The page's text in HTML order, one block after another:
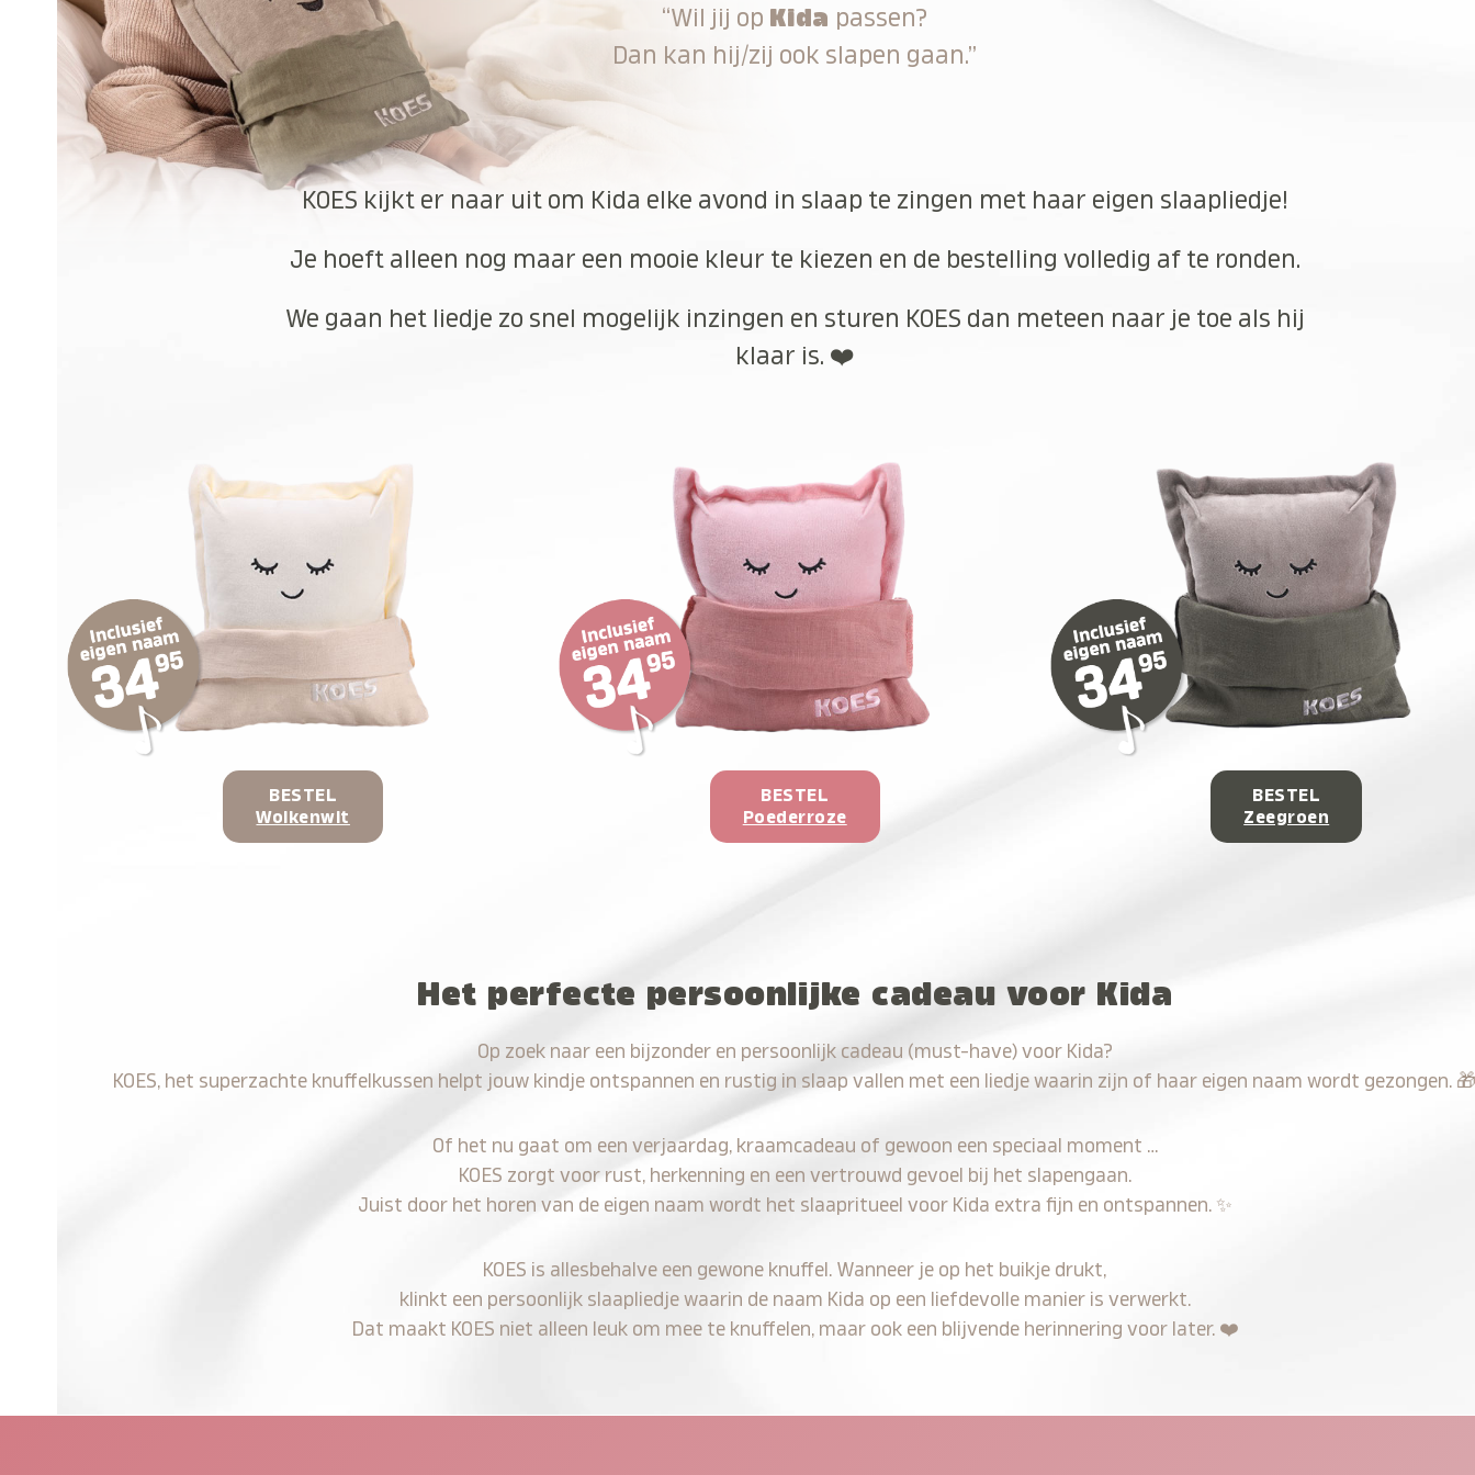
“Wil jij op Kida passen?
Dan kan hij/zij ook slapen gaan.”
KOES kijkt er naar uit om Kida elke avond in slaap te zingen met haar eigen slaapliedje!
Je hoeft alleen nog maar een mooie kleur te kiezen en de bestelling volledig af te ronden.
We gaan het liedje zo snel mogelijk inzingen en sturen KOES dan meteen naar je toe als hij
klaar is. ❤️
BESTEL
Wolkenwit
BESTEL
Poederroze
BESTEL
Zeegroen
Het perfecte persoonlijke cadeau voor Kida
Op zoek naar een bijzonder en persoonlijk cadeau (must-have) voor Kida?
KOES, het superzachte knuffelkussen helpt jouw kindje ontspannen en rustig in slaap vallen met een liedje waarin zijn of haar eigen naam wordt gezongen.
Of het nu gaat om een verjaardag, kraamcadeau of gewoon een speciaal moment …
KOES zorgt voor rust, herkenning en een vertrouwd gevoel bij het slapengaan.
Juist door het horen van de eigen naam wordt het slaapritueel voor Kida extra fijn en ontspannen. ✨
KOES is allesbehalve een gewone knuffel. Wanneer je op het buikje drukt,
klinkt een persoonlijk slaapliedje waarin de naam Kida op een liefdevolle manier is verwerkt.
Dat maakt KOES niet alleen leuk om mee te knuffelen, maar ook een blijvende herinnering voor later. ❤️